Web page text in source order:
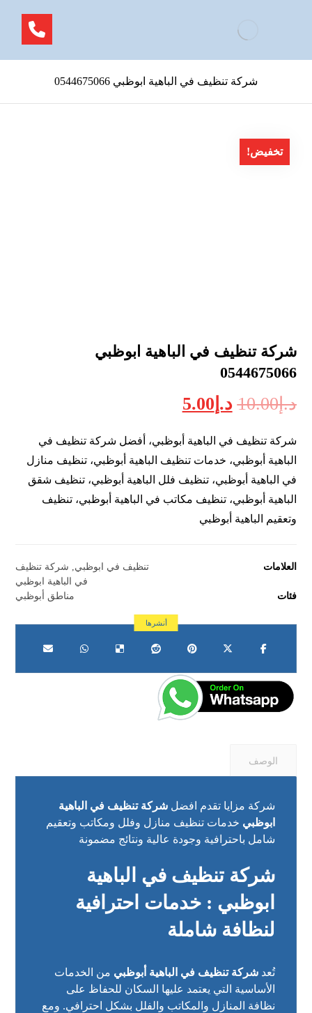
شركة تنظيف في الباهية ابوظبي 0544675066
تخفيض!
شركة تنظيف في الباهية ابوظبي
0544675066
د.إ10.00 د.إ 5.00
شركة تنظيف في الباهية أبوظبي، أفضل شركة تنظيف في
الباهية أبوظبي، خدمات تنظيف الباهية أبوظبي، تنظيف منازل
في الباهية أبوظبي، تنظيف فلل الباهية أبوظبي، تنظيف شقق
الباهية أبوظبي، تنظيف مكاتب في الباهية أبوظبي، تنظيف
وتعقيم الباهية أبوظبي
العلامات تنظيف في ابوظبي, شركة تنظيف
في الباهية ابوظبي
فئات
مناطق أبوظبي
الوصف
شركة مزايا تقدم افضلشركة تنظيف في الباهية
ابوظبي خدمات تنظيف منازل وفلل ومكاتب وتعقيم
شامل باحترافية وجودة عالية ونتائج مضمونة
شركة تنظيف في الباهية
ابوظبي : خدمات احترافية
لنظافة شاملة
تُعدشركة تنظيف في الباهية أبوظبي من الخدمات
الأساسية التي يعتمد عليها السكان للحفاظ على
نظافة المنازل والمكاتب والفلل بشكل احترافي. ومع